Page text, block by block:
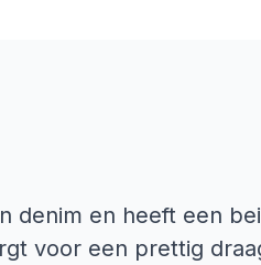
denim en heeft een
voor een prettig